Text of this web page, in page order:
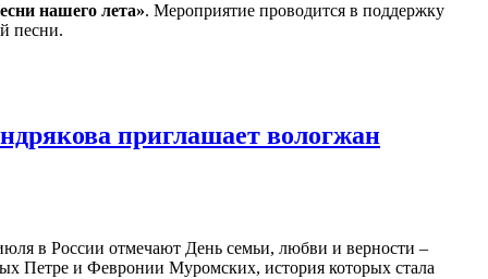
нашего лета». Мероприятие проводится в поддержку
песни.
приглашает вологжан
в России отмечают День семьи, любви и верности –
Петре и Февронии Муромских, история которых стала